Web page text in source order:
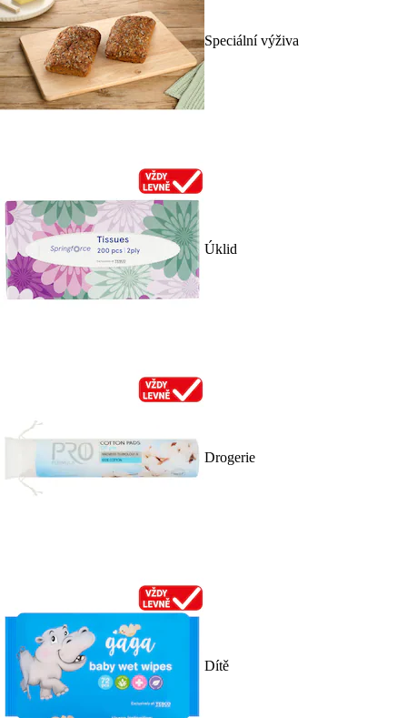
Speciální výživa
Úklid
Drogerie
Dítě